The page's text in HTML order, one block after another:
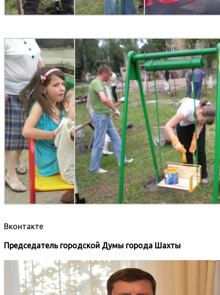
Вконтакте
Председатель городской Думы города Шахты